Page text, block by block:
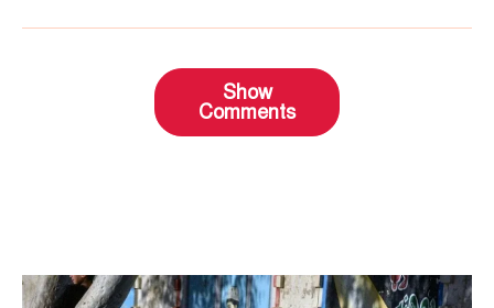
Show
Comments